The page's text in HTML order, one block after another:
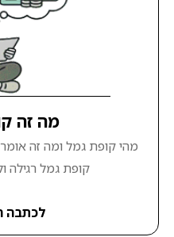
מה זה
מהי קופת גמל ומה זה
קופת גמל רגילה
לכתבה